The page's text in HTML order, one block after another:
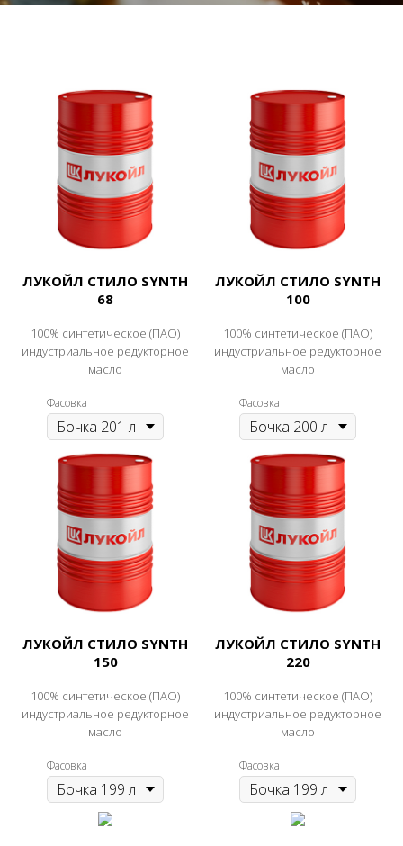
ЛУКОЙЛ СТИЛО SYNTH
68
100% синтетическое (ПАО)
индустриальное редукторное
масло
Фасовка
ЛУКОЙЛ СТИЛО SYNTH
100
100% синтетическое (ПАО)
индустриальное редукторное
масло
Фасовка
ЛУКОЙЛ СТИЛО SYNTH
150
100% синтетическое (ПАО)
индустриальное редукторное
масло
Фасовка
ЛУКОЙЛ СТИЛО SYNTH
220
100% синтетическое (ПАО)
индустриальное редукторное
масло
Фасовка